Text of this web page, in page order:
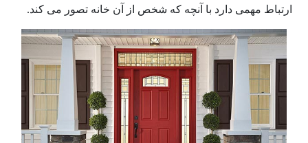
ارتباط مهمی دارد با آنچه که شخص از آن خانه تصور می کند.